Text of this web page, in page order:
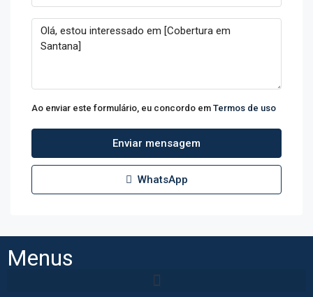
Ao enviar este formulário, eu concordo em Termos de uso
Enviar mensagem
WhatsApp
Menus